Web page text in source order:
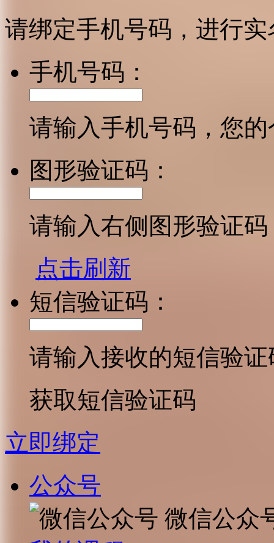
请绑定手机号码，进行
手机号码：
请输入手机号码，您
图形验证码：
请输入右侧图形验证码
点击刷新
短信验证码：
请输入接收的短信验证
获取短信验证码
立即绑定
公众号
微信公众